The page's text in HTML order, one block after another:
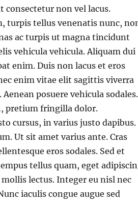
consectetur non vel lacus.
turpis tellus venenatis nunc,
ac turpis ut magna tincidunt
vehicula vehicula. Aliquam dui
enim. Duis non lacus et eros
enim vitae elit sagittis viverra
posuere vehicula sodales.
pretium fringilla dolor.
cursus, in varius justo dapibus.
Ut sit amet varius ante. Cras
eros sodales. Sed et
tellus quam, eget
lectus. Integer eu nisl nec
iaculis congue augue sed